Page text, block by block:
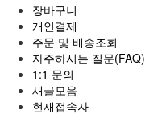
장바구니
개인결제
주문 및 배송조회
자주하시는 질문(FAQ)
1:1 문의
새글모음
현재접속자